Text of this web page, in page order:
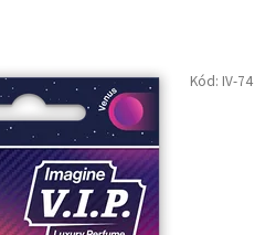
Kód: IV-74